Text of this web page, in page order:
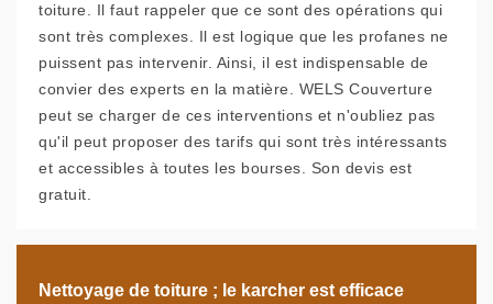
toiture. Il faut rappeler que ce sont des opérations qui
sont très complexes. Il est logique que les profanes ne
puissent pas intervenir. Ainsi, il est indispensable de
convier des experts en la matière. WELS Couverture
peut se charger de ces interventions et n'oubliez pas
qu'il peut proposer des tarifs qui sont très intéressants
et accessibles à toutes les bourses. Son devis est
gratuit.
Nettoyage de toiture ; le karcher est efficace